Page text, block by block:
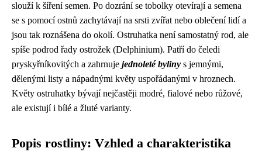
slouží k šíření semen. Po dozrání se tobolky otevírají a semena
se s pomocí ostnů zachytávají na srsti zvířat nebo oblečení lidí a
jsou tak roznášena do okolí. Ostruhatka není samostatný rod, ale
spíše podrod řady ostrožek (Delphinium). Patří do čeledi
pryskyřníkovitých a zahrnuje jednoleté byliny s jemnými,
dělenými listy a nápadnými květy uspořádanými v hroznech.
Květy ostruhatky bývají nejčastěji modré, fialové nebo růžové,
ale existují i ​​bílé a žluté varianty.
Popis rostliny: Vzhled a charakteristika